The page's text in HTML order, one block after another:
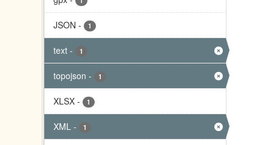
JSON - 1
text - 1
topojson - 1
XLSX - 1
XML - 1